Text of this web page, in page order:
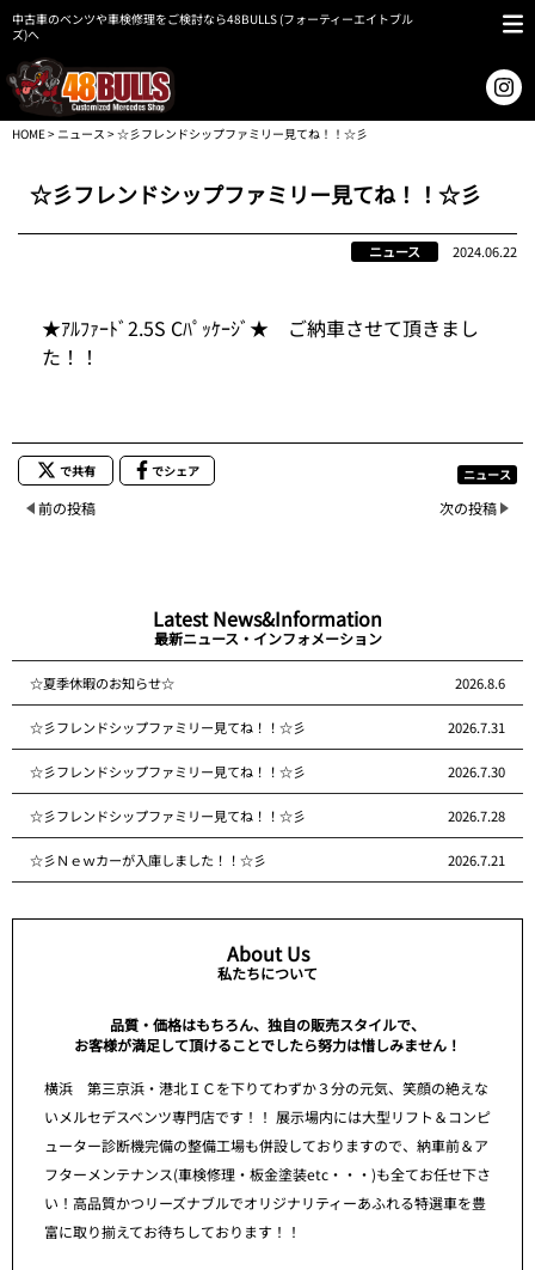
中古車のベンツや車検修理をご検討なら48BULLS (フォーティーエイトブル
ズ)へ
HOME> ニュース > ☆彡フレンドシップファミリー見てね！！☆彡
☆彡フレンドシップファミリー見てね！！☆彡
ニュース 2024.06.22
★ｱﾙﾌｧｰﾄﾞ2.5S Cﾊﾟｯｹｰｼﾞ★ ご納車させて頂きまし
た！！
で共有 でシェア ニュース
前の投稿 次の投稿
Latest News&Information
最新ニュース・インフォメーション
☆夏季休暇のお知らせ☆ 2026.8.6
☆彡フレンドシップファミリー見てね！！☆彡 2026.7.31
☆彡フレンドシップファミリー見てね！！☆彡 2026.7.30
☆彡フレンドシップファミリー見てね！！☆彡 2026.7.28
☆彡Ｎｅｗカーが入庫しました！！☆彡 2026.7.21
About Us
私たちについて
品質・価格はもちろん、独自の販売スタイルで、
お客様が満足して頂けることでしたら努力は惜しみません！
横浜 第三京浜・港北ＩＣを下りてわずか３分の元気、笑顔の絶えな
いメルセデスベンツ専門店です！！ 展示場内には大型リフト＆コンピ
ューター診断機完備の整備工場も併設しておりますので、納車前＆ア
フターメンテナンス(車検修理・板金塗装etc・・・)も全てお任せ下さ
い！高品質かつリーズナブルでオリジナリティーあふれる特選車を豊
富に取り揃えてお待ちしております！！